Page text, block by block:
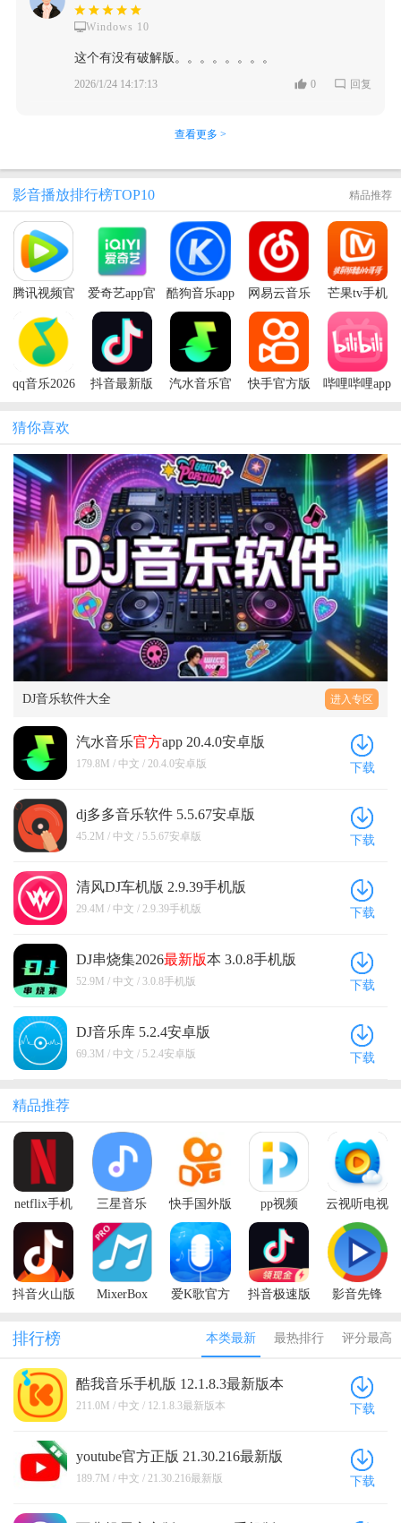
Windows 10
这个有没有破解版。。。。。。。。
2026/1/24 14:17:13 0 回复
查看更多 >
影音播放排行榜TOP10 精品推荐
腾讯视频官
正版
爱奇艺app官
方版
酷狗音乐app
官方最新版
本
网易云音乐
最新版本
芒果tv手机
客户端
qq音乐2026
抖音最新版
汽水音乐官
快手官方版
哔哩哔哩app
猜你喜欢
DJ音乐软件大全 进入专区
汽水音乐官方app 20.4.0安卓版
179.8M / 中文 / 20.4.0安卓版 下载
dj多多音乐软件 5.5.67安卓版
45.2M / 中文 / 5.5.67安卓版 下载
清风DJ车机版 2.9.39手机版
29.4M / 中文 / 2.9.39手机版 下载
DJ串烧集2026最新版本 3.0.8手机版
52.9M / 中文 / 3.0.8手机版 下载
DJ音乐库 5.2.4安卓版
69.3M / 中文 / 5.2.4安卓版 下载
精品推荐
netflix手机
版
三星音乐
2026最新版
(Samsung
Music)
快手国外版
(Kwai)
pp视频
云视听电视
猫
抖音火山版
MixerBox
爱K歌官方
抖音极速版
影音先锋
排行榜 本类最新 最热排行 评分最高
酷我音乐手机版 12.1.8.3最新版本
211.0M / 中文 / 12.1.8.3最新版本 下载
youtube官方正版 21.30.216最新版
189.7M / 中文 / 21.30.216最新版 下载